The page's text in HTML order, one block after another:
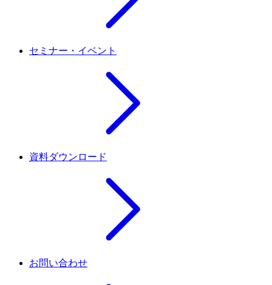
セミナー・イベント
資料ダウンロード
お問い合わせ